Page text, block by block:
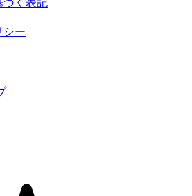
づく表記
シー